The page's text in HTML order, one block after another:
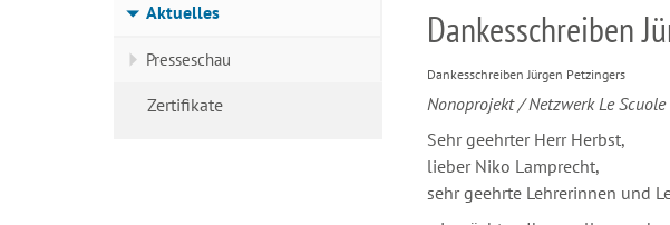
Aktuelles
Presseschau
Zertifikate
Dankesschreiben
Dankesschreiben Jürgen Petzingers
Nonoprojekt / Netzwerk Le Scuole
Sehr geehrter Herr Herbst,
lieber Niko Lamprecht,
sehr geehrte Lehrerinnen und